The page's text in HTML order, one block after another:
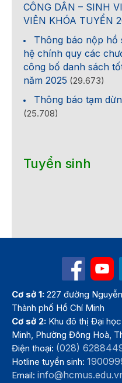
CÔNG DÂN – SINH
VIÊN KHÓA TUYỂN
Thông báo nộp hồ
hệ chính quy các
công bố danh sách
năm 2025 (29.673)
Thông báo tạm
(25.708)
Tuyển sinh
Cơ sở 1: 227 đường
Thành phố Hồ Chí Minh
Cơ sở 2: Khu đô thị Đại
Minh, Phường Đông Hoà,
Điện thoại: (028)
Hotline tuyển sinh:
Email: